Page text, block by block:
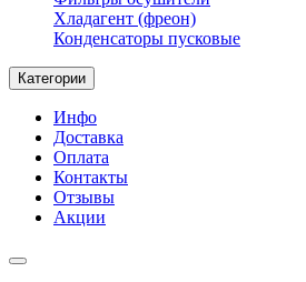
Хладагент (фреон)
Конденсаторы пусковые
Категории
Инфо
Доставка
Оплата
Контакты
Отзывы
Акции